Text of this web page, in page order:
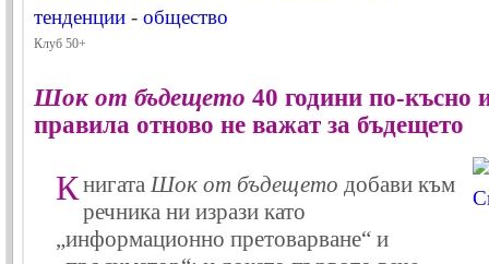
тенденции - общество
Клуб 50+
Шок от бъдещето 40 години по-късно
правила отново не важат за бъдещето
Книгата Шок от бъдещето добави към
речника ни изрази като
„информационно претоварване“ и